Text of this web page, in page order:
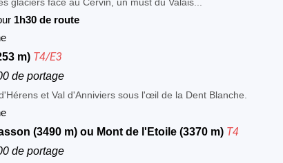
1h30 de route
m) T4/E3
de portage
et Val d'Anniviers sous l'œil de la Dent Blanche.
(3490 m) ou Mont de l'Etoile (3370 m) T4
de portage